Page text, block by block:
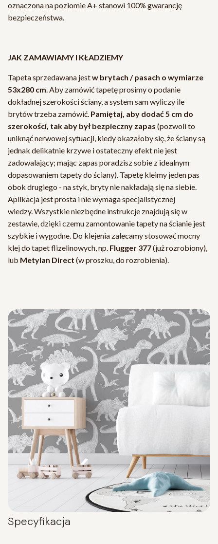
oznaczona na poziomie A+ stanowi 100% gwarancję
bezpieczeństwa.
JAK ZAMAWIAMY I KŁADZIEMY
Tapeta sprzedawana jestw brytach / pasach o wymiarze
53x280 cm. Aby zamówić tapetę prosimy o podanie
dokładnej szerokości ściany, a system sam wyliczy ile
brytów trzeba zamówić. Pamiętaj, aby dodać 5 cm do
szerokości, tak aby był bezpieczny zapas (pozwoli to
uniknąć nerwowej sytuacji, kiedy okazałoby się, że ściany są
jednak delikatnie krzywe i ostateczny efekt nie jest
zadowalający; mając zapas poradzisz sobie z idealnym
dopasowaniem tapety do ściany). Tapetę kleimy jeden pas
obok drugiego - na styk, bryty nie nakładają się na siebie.
Aplikacja jest prosta i nie wymaga specjalistycznej
wiedzy. Wszystkie niezbędne instrukcje znajdują się w
zestawie, dzięki czemu zamontowanie tapety na ścianie jest
szybkie i wygodne. Do klejenia zalecamy stosować mocny
klej do tapet flizelinowych, np. Flugger 377(już rozrobiony),
lub Metylan Direct (w proszku, do rozrobienia).
Specyfikacja